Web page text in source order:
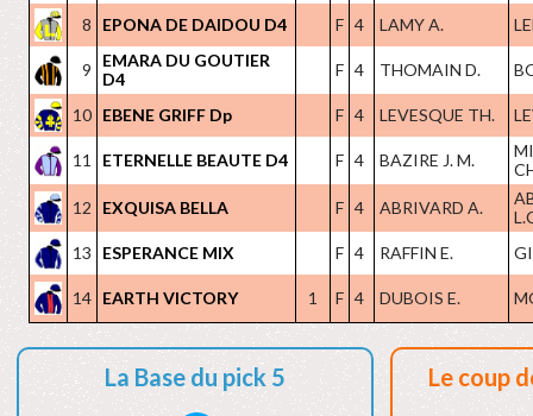
8
EPONA DE DAIDOU D4 F 4 LAMY A.
9
EMARA DU GOUTIER
D4
F 4 THOMAIN D.
10 EBENE GRIFF Dp F 4 LEVESQUE TH.
11 ETERNELLE BEAUTE D4 F 4 BAZIRE J. M.
12
EXQUISA BELLA F 4 ABRIVARD A.
13
ESPERANCE MIX F 4 RAFFIN E.
14 EARTH VICTORY 1 F 4 DUBOIS E.
La Base du pick 5
Le coup